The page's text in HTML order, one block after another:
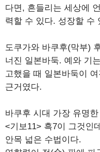
다면, 흔들리는 세상에
력할 수 있다. 성장할 수
도쿠가와 바쿠후(막부)
너진 일본바둑. 예와 기
고했을 때 일본바둑이
근거였다.
바쿠후 시대 가장 유명
<기보11> 흑7이 그것인
안목 넓은 수법이다.